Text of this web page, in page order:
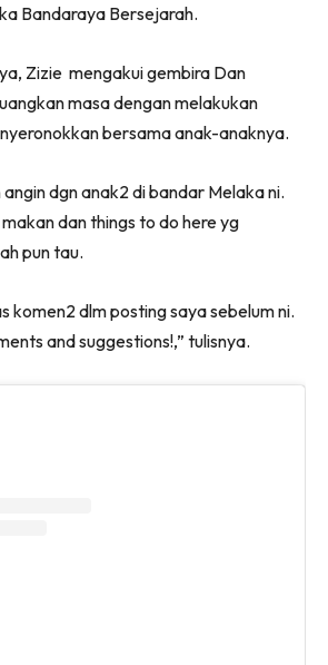
Bandaraya Bersejarah.
Zizie mengakui gembira Dan
masa dengan melakukan
bersama anak-anaknya.
dgn anak2 di bandar Melaka ni.
dan things to do here yg
pun tau.
komen2 dlm posting saya sebelum ni.
and suggestions!,” tulisnya.